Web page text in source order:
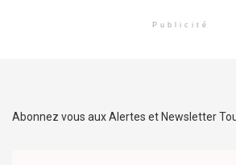
Publicité
Abonnez vous aux Alertes et Newsletter